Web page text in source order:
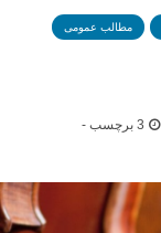
مطالب عمومی
3 برچسب -